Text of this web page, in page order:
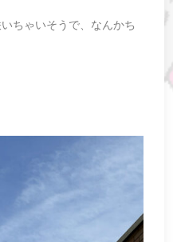
ちゃいそうで、なんかち